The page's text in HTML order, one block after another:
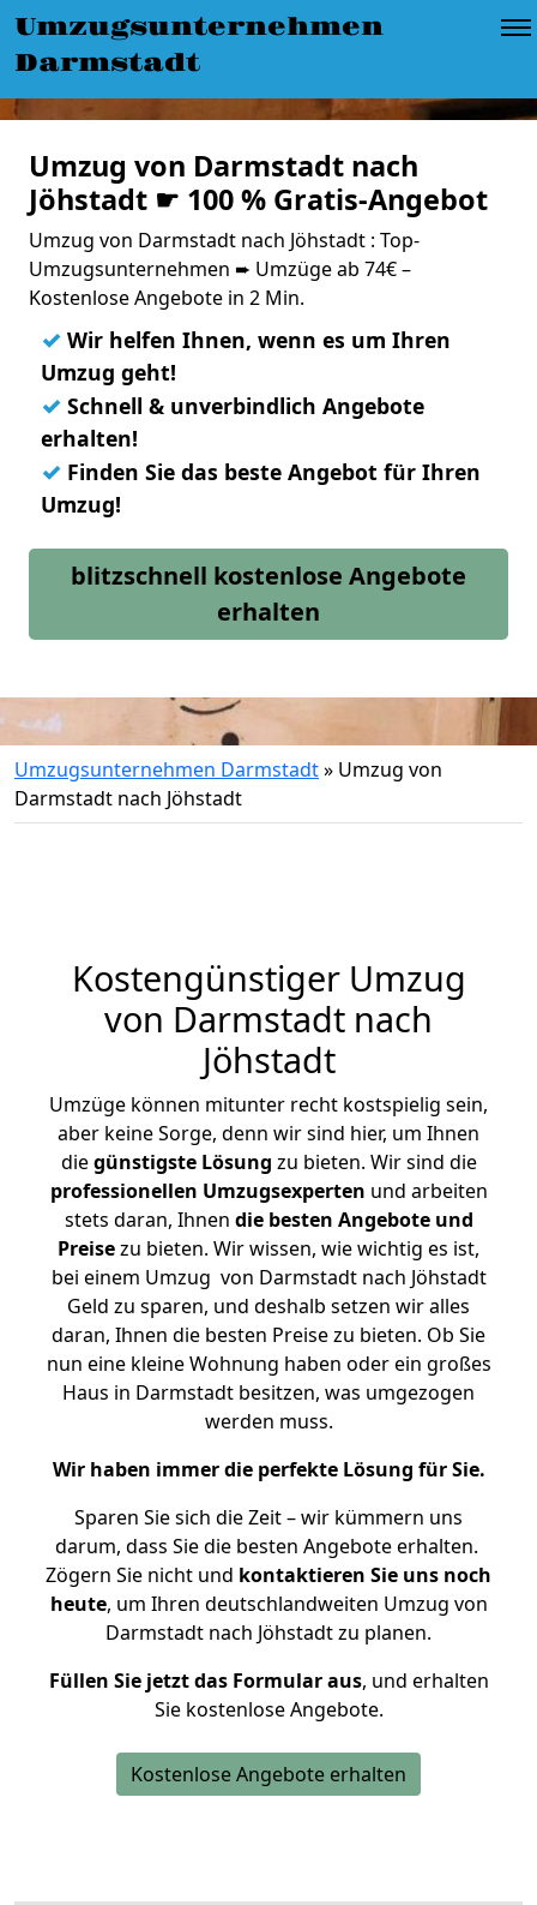
Umzugsunternehmen
Darmstadt
Umzug von Darmstadt nach
Jöhstadt ☛ 100 % Gratis-Angebot
Umzug von Darmstadt nach Jöhstadt : Top-
Umzugsunternehmen ➨ Umzüge ab 74€ –
Kostenlose Angebote in 2 Min.
✓ Wir helfen Ihnen, wenn es um Ihren
Umzug geht!
✓ Schnell & unverbindlich Angebote
erhalten!
✓ Finden Sie das beste Angebot für Ihren
Umzug!
blitzschnell kostenlose Angebote
erhalten
Umzugsunternehmen Darmstadt» Umzug von
Darmstadt nach Jöhstadt
Kostengünstiger Umzug
von Darmstadt nach
Jöhstadt
Umzüge können mitunter recht kostspielig sein,
aber keine Sorge, denn wir sind hier, um Ihnen
diegünstigste Lösung zu bieten. Wir sind die
professionellen Umzugsexperten und arbeiten
stets daran, Ihnen die besten Angebote und
Preisezu bieten. Wir wissen, wie wichtig es ist,
bei einem Umzug von Darmstadt nach Jöhstadt
Geld zu sparen, und deshalb setzen wir alles
daran, Ihnen die besten Preise zu bieten. Ob Sie
nun eine kleine Wohnung haben oder ein großes
Haus in Darmstadt besitzen, was umgezogen
werden muss.
Wir haben immer die perfekte Lösung für Sie.
Sparen Sie sich die Zeit – wir kümmern uns
darum, dass Sie die besten Angebote erhalten.
Zögern Sie nicht und kontaktieren Sie uns noch
heute, um Ihren deutschlandweiten Umzug von
Darmstadt nach Jöhstadt zu planen.
Füllen Sie jetzt das Formular aus, und erhalten
Sie kostenlose Angebote.
Kostenlose Angebote erhalten